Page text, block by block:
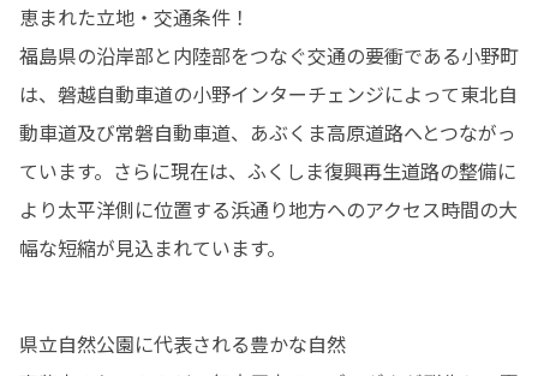
恵まれた立地・交通条件！
福島県の沿岸部と内陸部をつなぐ交通の要衝である小野町
は、磐越自動車道の小野インターチェンジによって東北自
動車道及び常磐自動車道、あぶくま高原道路へとつながっ
ています。さらに現在は、ふくしま復興再生道路の整備に
より太平洋側に位置する浜通り地方へのアクセス時間の大
幅な短縮が見込まれています。
県立自然公園に代表される豊かな自然